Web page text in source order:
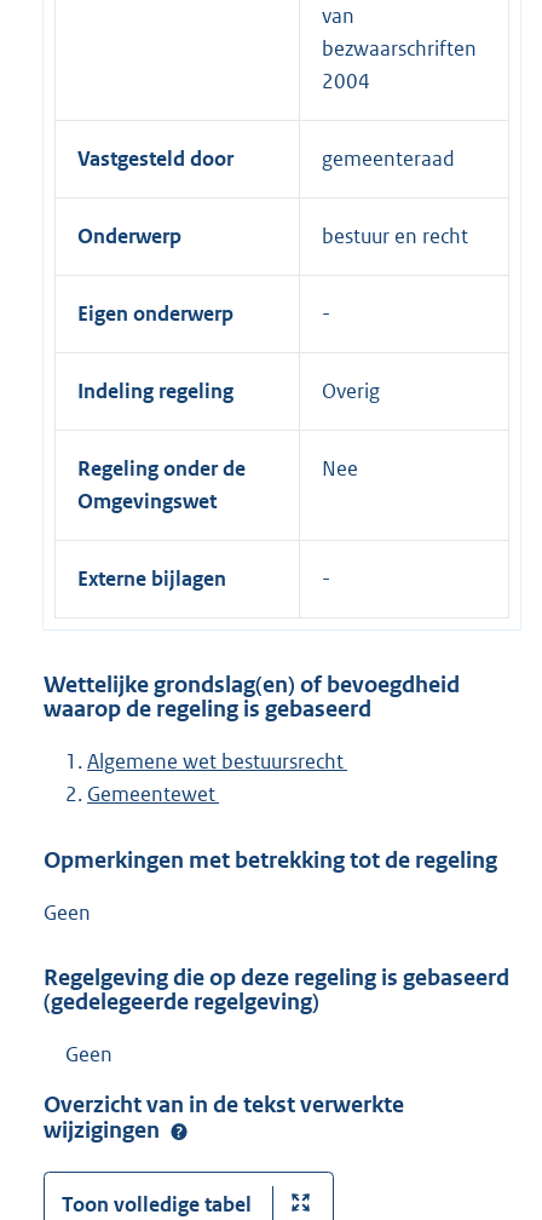
van
bezwaarschriften
2004
Vastgesteld door gemeenteraad
Onderwerp bestuur en recht
Eigen onderwerp
Indeling regeling Overig
Regeling onder de
Omgevingswet
Nee
Externe bijlagen
Wettelijke grondslag(en) of bevoegdheid
waarop de regeling is gebaseerd
Algemene wet bestuursrecht
Gemeentewet
Opmerkingen met betrekking tot de regeling
Geen
Regelgeving die op deze regeling is gebaseerd
(gedelegeerde regelgeving)
Geen
Overzicht van in de tekst verwerkte
wijzigingen
Toon volledige tabel